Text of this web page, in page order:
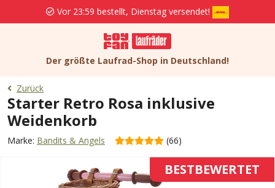
Vor 23:59 bestellt, Dienstag versendet!
Der größte Laufrad-Shop in Deutschland!
Zurück
Starter Retro Rosa inklusive
Weidenkorb
Marke: Bandits & Angels (66)
BESTBEWERTET